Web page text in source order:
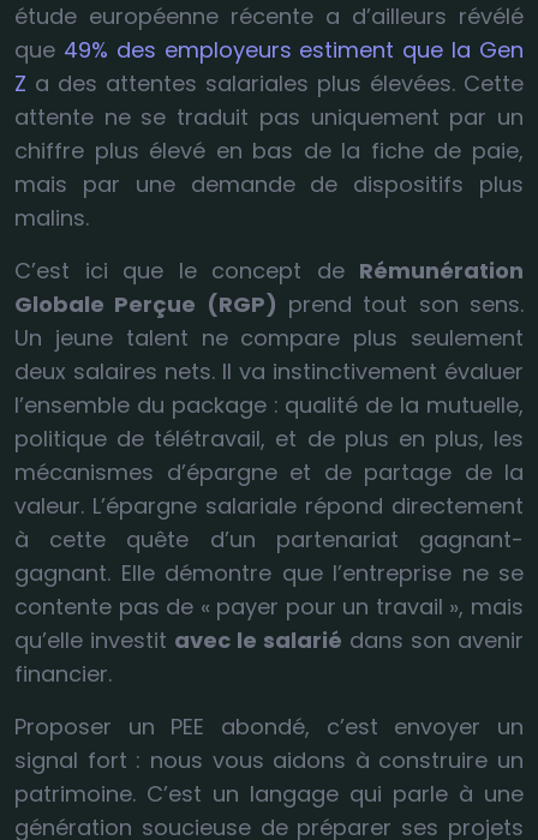
étude européenne récente a d’ailleurs révélé
que 49% des employeurs estiment que la Gen
Z a des attentes salariales plus élevées. Cette
attente ne se traduit pas uniquement par un
chiffre plus élevé en bas de la fiche de paie,
mais par une demande de dispositifs plus
malins.
C’est ici que le concept de Rémunération
Globale Perçue (RGP) prend tout son sens.
Un jeune talent ne compare plus seulement
deux salaires nets. Il va instinctivement évaluer
l’ensemble du package : qualité de la mutuelle,
politique de télétravail, et de plus en plus, les
mécanismes d’épargne et de partage de la
valeur. L’épargne salariale répond directement
à cette quête d’un partenariat gagnant-
gagnant. Elle démontre que l’entreprise ne se
contente pas de « payer pour un travail », mais
qu’elle investit avec le salarié dans son avenir
financier.
Proposer un PEE abondé, c’est envoyer un
signal fort : nous vous aidons à construire un
patrimoine. C’est un langage qui parle à une
génération soucieuse de préparer ses projets